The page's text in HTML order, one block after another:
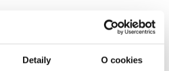
Detaily O cookies